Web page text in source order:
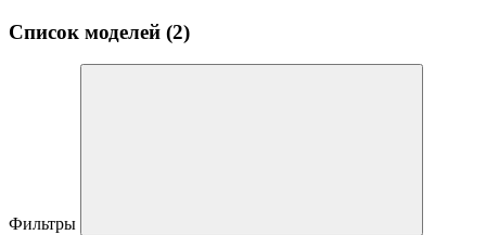
Список моделей (2)
Фильтры